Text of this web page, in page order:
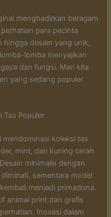
menghadirkan beragam
para pecinta
hingga desain yang unik,
lomba menyajikan
dan fungsi. Mari kita
yang sedang populer
Tas Populer
koleksi tas
mint, dan kuning cerah
minimalis dengan
sementara model
menjadi primadona.
animal print dan grafis
Inovasi dalam